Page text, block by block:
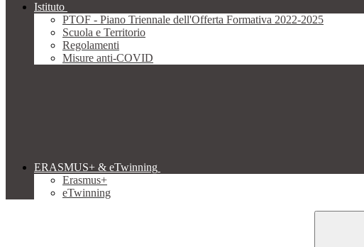
Istituto
PTOF - Piano Triennale dell'Offerta Formativa 2022-2025
Scuola e Territorio
Regolamenti
Misure anti-COVID
ERASMUS+ & eTwinning
Erasmus+
eTwinning